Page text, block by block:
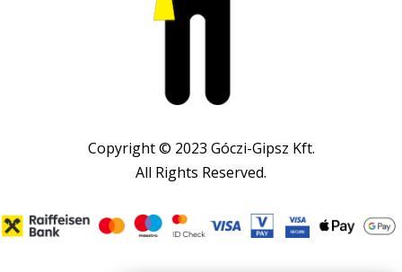
Copyright © 2023 Góczi-Gipsz Kft.
All Rights Reserved.